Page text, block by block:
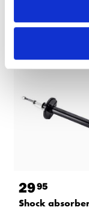
Other
2995
Shock